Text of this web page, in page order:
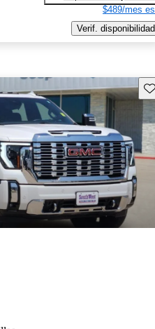
$489/mes
Verif. disponibilidad